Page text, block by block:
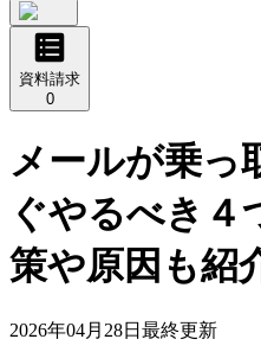
資料請求
0
メールが乗っ
ぐやるべき４
策や原因も紹
2026年04月28日 最終更新